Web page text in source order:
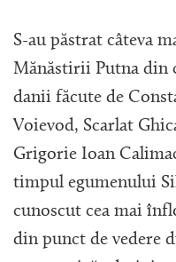
S-au păstrat câteva
Mănăstirii Putna din
danii făcute de
Voievod, Scarlat
Grigorie Ioan
timpul egumenului
cunoscut cea mai
din punct de vedere